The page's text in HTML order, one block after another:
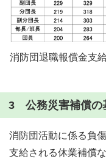
消防団退職報償金支
3 公務災害補償の
消防団活動に係る負
支給される休業補償